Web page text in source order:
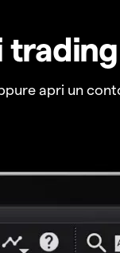
trading
apri un